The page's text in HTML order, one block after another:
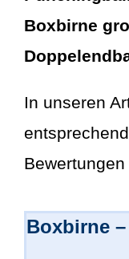
Boxbirne
In unseren
Bewertungen
Boxbirne